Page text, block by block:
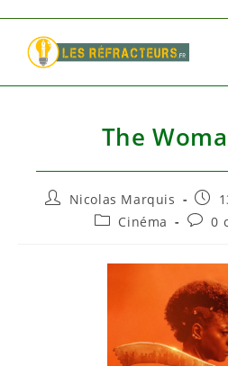
content
The
Auteur/autrice
Nicolas Marquis
PostCinéma 0